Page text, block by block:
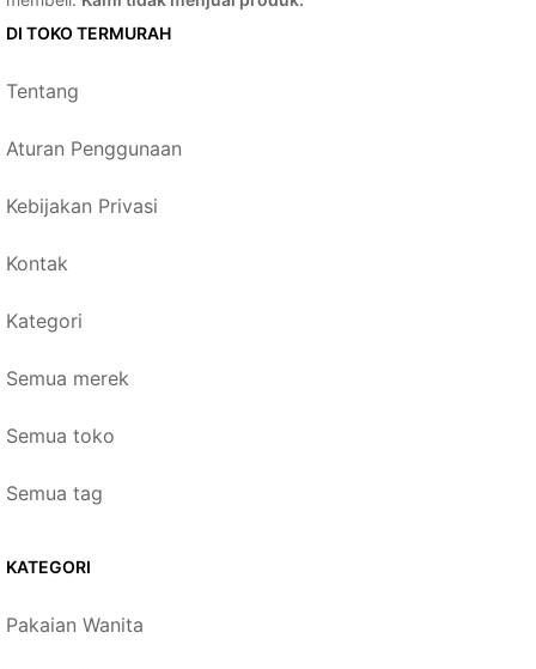
DI TOKO TERMURAH
Tentang
Aturan Penggunaan
Kebijakan Privasi
Kontak
Kategori
Semua merek
Semua toko
Semua tag
KATEGORI
Pakaian Wanita